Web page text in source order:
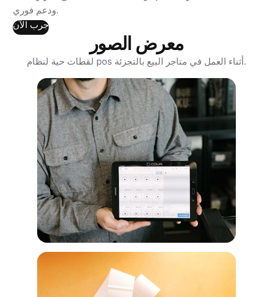
ودعم فوري.
جرب الآن
معرض الصور
لقطات حية لنظام pos أثناء العمل في متاجر البيع بالتجزئة.